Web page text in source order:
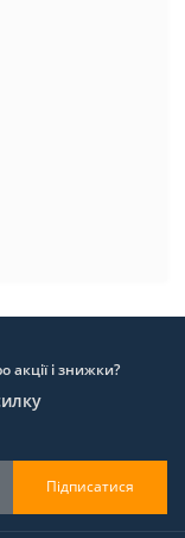
акції і знижки?
Підписатися